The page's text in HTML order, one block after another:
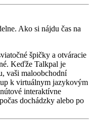
Ako si nájdu čas na
špičky a otváracie
Keďže Talkpal je
vaši maloobchodní
k virtuálnym jazykovým
interaktívne
dochádzky alebo po